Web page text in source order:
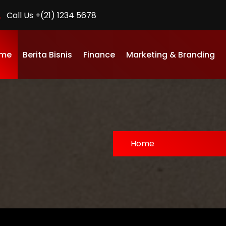
Call Us +(21) 1234 5678
Berita Bisnis Finance Marketing & Branding
Home